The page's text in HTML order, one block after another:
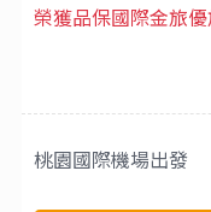
榮獲品保國際金旅
桃園國際機場出發